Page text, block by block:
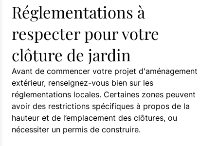
Réglementations à
respecter pour votre
clôture de jardin
Avant de commencer votre projet d'aménagement
extérieur, renseignez-vous bien sur les
réglementations locales. Certaines zones peuvent
avoir des restrictions spécifiques à propos de la
hauteur et de l’emplacement des clôtures, ou
nécessiter un permis de construire.